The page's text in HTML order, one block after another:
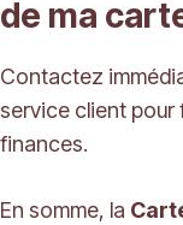
de ma
Contactez
service client
finances.
En somme, la